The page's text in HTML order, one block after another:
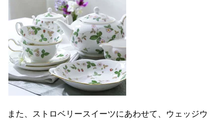
また、ストロベリースイーツにあわせて、ウェッジウ